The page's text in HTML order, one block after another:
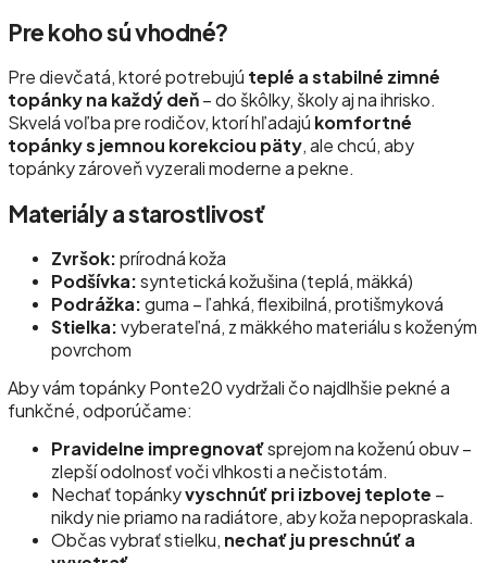
Pre koho sú vhodné?
Pre dievčatá, ktoré potrebujú teplé a stabilné zimné
topánky na každý deň– do škôlky, školy aj na ihrisko.
Skvelá voľba pre rodičov, ktorí hľadajú komfortné
topánky s jemnou korekciou päty, ale chcú, aby
topánky zároveň vyzerali moderne a pekne.
Materiály a starostlivosť
Zvršok:prírodná koža
Podšívka:syntetická kožušina (teplá, mäkká)
Podrážka:guma – ľahká, flexibilná, protišmyková
Stielka:vyberateľná, z mäkkého materiálu s koženým
povrchom
Aby vám topánky Ponte20 vydržali čo najdlhšie pekné a
funkčné, odporúčame:
Pravidelne impregnovaťsprejom na koženú obuv –
zlepší odolnosť voči vlhkosti a nečistotám.
Nechať topánkyvyschnúť pri izbovej teplote –
nikdy nie priamo na radiátore, aby koža nepopraskala.
Občas vybrať stielku, nechať ju preschnúť a